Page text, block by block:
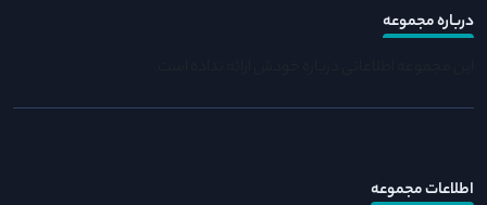
درباره مجموعه
اطلاعات مجموعه